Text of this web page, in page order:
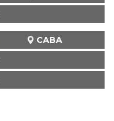
CABA